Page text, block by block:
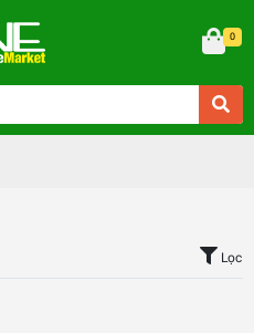
0
Lọc